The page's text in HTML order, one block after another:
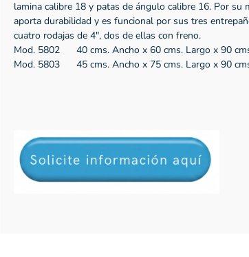
lamina calibre 18 y patas de ángulo calibre 16. Por su
aporta durabilidad y es funcional por sus tres
cuatro rodajas de 4″, dos de ellas con freno.
Mod. 5802 40 cms. Ancho x 60 cms. Largo x 90
Mod. 5803 45 cms. Ancho x 75 cms. Largo x 90